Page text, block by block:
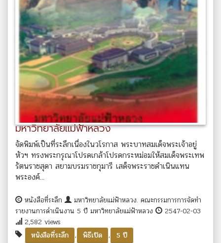
มหาวิทยาลัยแม่ฟ้าหลวง
จัดพิมพ์เป็นที่ระลึกเนื่องในวโรกาส พระบาทสมเด็จพระเจ้าอยู่
หัวฯ ทรงพระกรุณาโปรดเกล้าโปรดกระหม่อมให้สมเด็จพระเทพ
รัตนราชสุดา สยามบรมราชกุมารี เสด็จพระราชดำเนินแทน
พระองค์...
หนังสือที่ระลึก
มหาวิทยาลัยแม่ฟ้าหลวง. คณะกรรมการการจัดทำ
รายงานการดำเนินงาน 5 ปี มหาวิทยาลัยแม่ฟ้าหลวง
2547-02-03
2,582 views
หนังสือที่ระลึก
, พิธีเปิด , 5 ปี